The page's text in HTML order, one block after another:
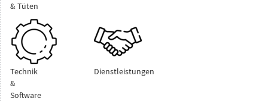
& Tüten
Technik
&
Software
Dienstleistungen